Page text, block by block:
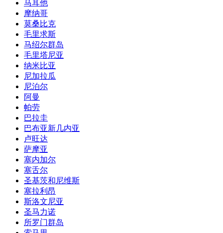
马耳他
摩纳哥
莫桑比克
毛里求斯
马绍尔群岛
毛里塔尼亚
纳米比亚
尼加拉瓜
尼泊尔
阿曼
帕劳
巴拉圭
巴布亚新几内亚
卢旺达
萨摩亚
塞内加尔
塞舌尔
圣基茨和尼维斯
塞拉利昂
斯洛文尼亚
圣马力诺
所罗门群岛